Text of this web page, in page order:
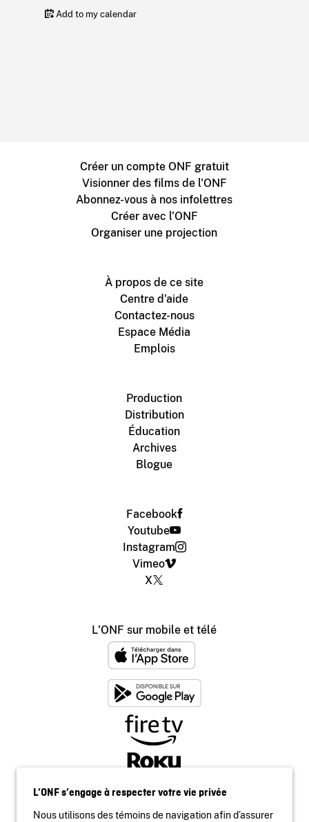
Add to my calendar
Créer un compte ONF gratuit
Visionner des films de l'ONF
Abonnez-vous à nos infolettres
Créer avec l’ONF
Organiser une projection
À propos de ce site
Centre d'aide
Contactez-nous
Espace Média
Emplois
Production
Distribution
Éducation
Archives
Blogue
Facebook
Youtube
Instagram
Vimeo
X
L'ONF sur mobile et télé
L’ONF s’engage à respecter votre vie privée
Nous utilisons des témoins de navigation afin d’assurer